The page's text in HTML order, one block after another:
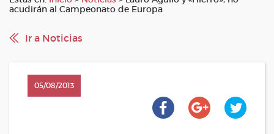
acudirán al Campeonato de Europa
Ir a Noticias
05/08/2013